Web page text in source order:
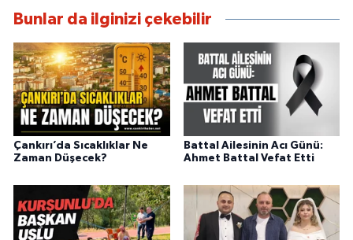
Bunlar da ilginizi çekebilir
Çankırı’da Sıcaklıklar Ne
Zaman Düşecek?
Battal Ailesinin Acı Günü:
Ahmet Battal Vefat Etti